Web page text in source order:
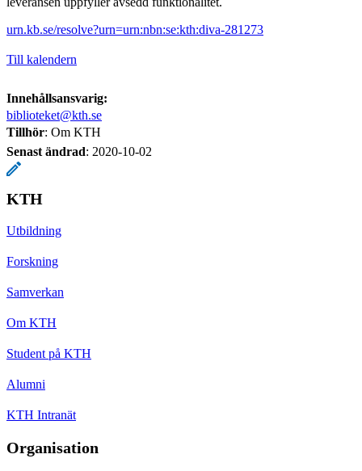
urn.kb.se/resolve?urn=urn:nbn:se:kth:diva-281273
Till kalendern
Innehållsansvarig:
biblioteket@kth.se
Tillhör: Om KTH
Senast ändrad: 2020-10-02
KTH
Utbildning
Forskning
Samverkan
Om KTH
Student på KTH
Alumni
KTH Intranät
Organisation